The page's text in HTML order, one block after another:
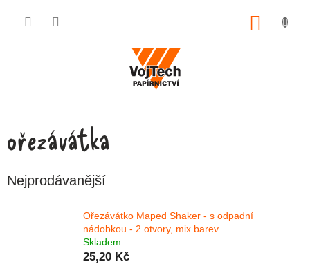
ořezávátka
Nejprodávanější
Ořezávátko Maped Shaker - s odpadní
nádobkou - 2 otvory, mix barev
Skladem
25,20 Kč